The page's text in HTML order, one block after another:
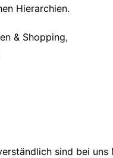
Hierarchien.
& Shopping,
sind bei uns